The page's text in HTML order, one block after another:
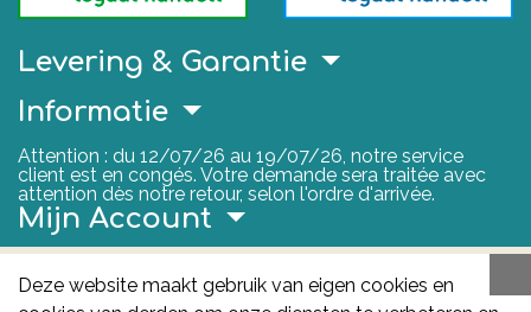
Levering & Garantie
Deze website maakt gebruik van eigen cookies en
Informatie
Attention : du 12/07/26 au 19/07/26, notre service
client est en congés. Votre demande sera traitée avec
attention dès notre retour, selon l'ordre d'arrivée.
Mijn Account
Nuttige Links